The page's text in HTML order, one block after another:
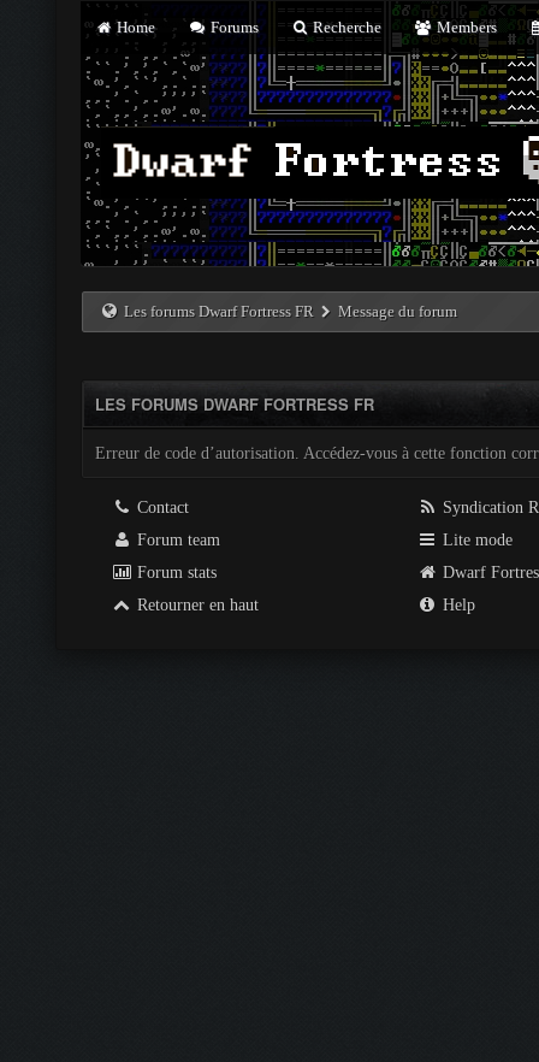
Home Forums Recherche Members
Les forums Dwarf Fortress FR Message du forum
LES FORUMS DWARF FORTRESS FR
Erreur de code d’autorisation. Accédez-vous à cette fonction
Contact
Forum team
Forum stats
Retourner en haut
Syndication
Lite mode
Dwarf
Help